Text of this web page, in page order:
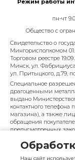
пн-чт
Общество с
Свидетельство о
Мингорисполкомом
Торговом реестре
Минск, ул.
ул. Притыцкого, д.79,
Специальное
драгоценными
выдано
контактного
магазина), а также
обращения
предусмотренных
управления по
Минского городского
Наш сайт